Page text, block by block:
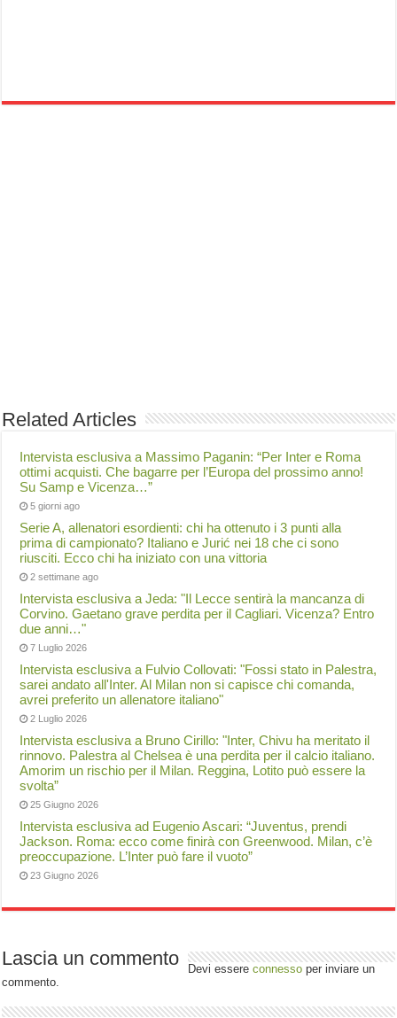
Related Articles
Intervista esclusiva a Massimo Paganin: “Per Inter e Roma
ottimi acquisti. Che bagarre per l’Europa del prossimo anno!
Su Samp e Vicenza…”
5 giorni ago
Serie A, allenatori esordienti: chi ha ottenuto i 3 punti alla
prima di campionato? Italiano e Jurić nei 18 che ci sono
riusciti. Ecco chi ha iniziato con una vittoria
2 settimane ago
Intervista esclusiva a Jeda: "Il Lecce sentirà la mancanza di
Corvino. Gaetano grave perdita per il Cagliari. Vicenza? Entro
due anni…"
7 Luglio 2026
Intervista esclusiva a Fulvio Collovati: "Fossi stato in Palestra,
sarei andato all'Inter. Al Milan non si capisce chi comanda,
avrei preferito un allenatore italiano"
2 Luglio 2026
Intervista esclusiva a Bruno Cirillo: "Inter, Chivu ha meritato il
rinnovo. Palestra al Chelsea è una perdita per il calcio italiano.
Amorim un rischio per il Milan. Reggina, Lotito può essere la
svolta”
25 Giugno 2026
Intervista esclusiva ad Eugenio Ascari: “Juventus, prendi
Jackson. Roma: ecco come finirà con Greenwood. Milan, c’è
preoccupazione. L’Inter può fare il vuoto”
23 Giugno 2026
Lascia un commento Devi essereconnesso per inviare un
commento.